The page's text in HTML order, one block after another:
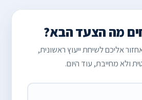
מה הצעד הבא?
אליכם לשיחת ייעוץ ראשונית,
ולא מחייבת, עוד היום.